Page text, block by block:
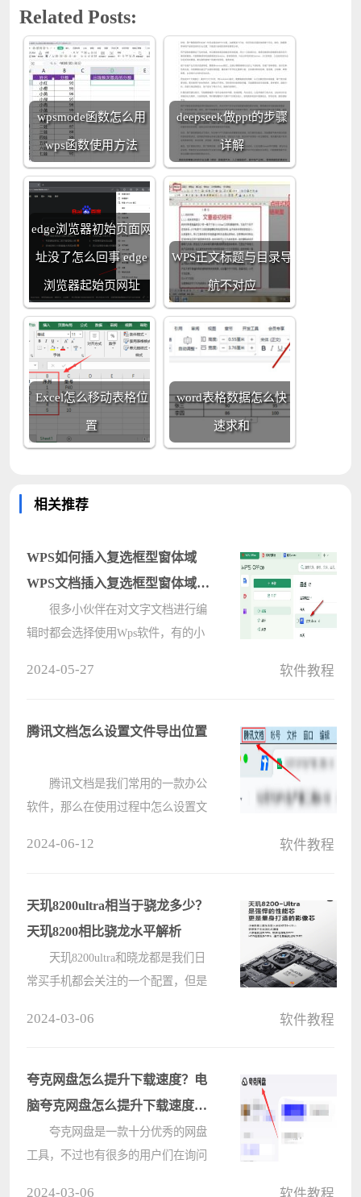
Related Posts:
wpsmode函数怎么用
wps函数使用方法
deepseek做ppt的步骤
详解
edge浏览器初始页面网
址没了怎么回事 edge
浏览器起始页网址
WPS正文标题与目录导
航不对应
Excel怎么移动表格位
置
word表格数据怎么快
速求和
相关推荐
WPS如何插入复选框型窗体域
WPS文档插入复选框型窗体域的
方法
很多小伙伴在对文字文档进行编
辑时都会选择使用Wps软件，有的小
下来小编就来和大家分享一下
2024-05-27 软件教程
腾讯文档怎么设置文件导出位置
腾讯文档是我们常用的一款办公
软件，那么在使用过程中怎么设置文
腾讯文档界面后，点击主菜单左上
角????
2024-06-12 软件教程
天玑8200ultra相当于骁龙多少？
天玑8200相比骁龙水平解析
天玑8200ultra和晓龙都是我们日
常买手机都会关注的一个配置，但是
本站来为用户们来仔细的介绍一下天
玑8200????
2024-03-06 软件教程
夸克网盘怎么提升下载速度？电
脑夸克网盘怎么提升下载速度的
方法
夸克网盘是一款十分优秀的网盘
工具，不过也有很多的用户们在询问
2024-03-06 软件教程